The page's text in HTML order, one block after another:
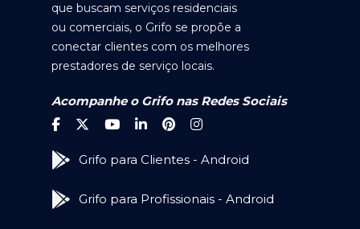
que buscam serviços residenciais
ou comerciais, o Grifo se propõe a
conectar clientes com os melhores
prestadores de serviço locais.
Acompanhe o Grifo nas Redes Sociais
Grifo para Clientes - Android
Grifo para Profissionais - Android